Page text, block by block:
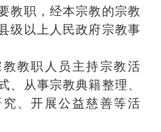
教职，经本宗教的宗教
级以上人民政府宗教事
教职人员主持宗教活
、从事宗教典籍整理、
、开展公益慈善等活